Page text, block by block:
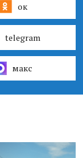
ок
telegram
макс